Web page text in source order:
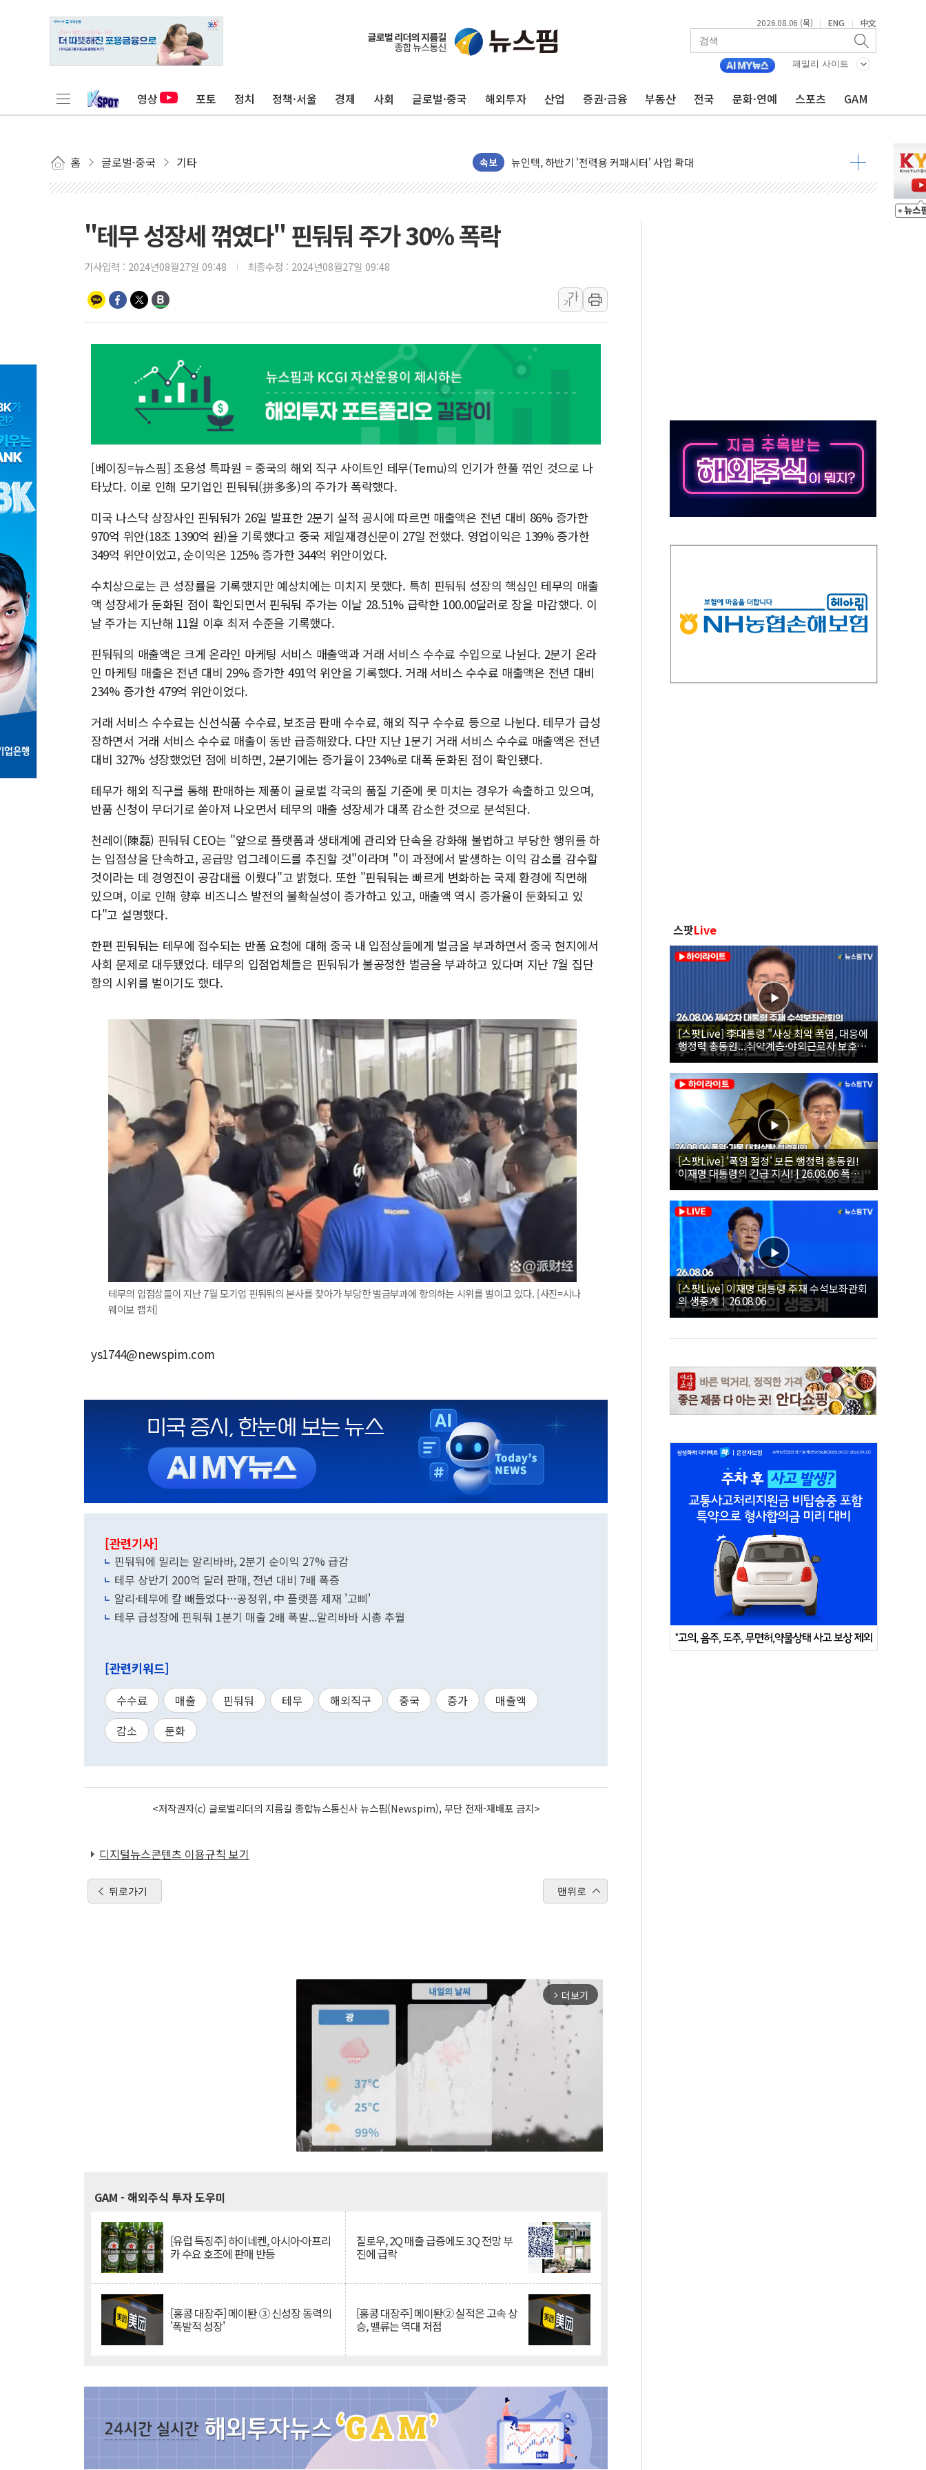
2026.08.06 (목) | ENG | 中文
패밀리 사이트
영상 포토 정치 정책·서울 경제 사회 글로벌·중국 해외투자 산업 증권·금융 부동산 전국 문화·연예 스포츠 GAM
홈 글로벌·중국 기타 속보
[단독] "입주민 갑질 아니다"…원주 A아파트 '입주민 3인방' 정면 반박
듀오백 정관영 대표, 자사주 추가 매입
BGF리테일, 2분기 영업익 849억원…전년 比 22.3%↑
서울 아파트값 0.26%↑…상승폭 커졌지만 고가주택 밀집된 강남·서초 둔화
효성중공업, 덴마크에 초고압변압기 첫 공급...국가 전력망에 첫 입성
CJ프레시웨이, 2분기 영업익 14.2% 감소…"온라인 사업으로 성장"
구리시 입주업종 확대…'현대 테라타워 구리갈매' 공급
초박빙 경선에 친명계 '추가 투표' 요구...친청계 응집력 '희석' 전략 통할까
정점식 "사관학교 통합 정치 프레임에 졸속 추진…'잼데믹' 안보까지 몰고 와"
장동혁 "李대통령 재판 재개해야 여론조사 51.9%…그것이 국민의 뜻"
日, 아키타에 일본 최대 규모의 AI 데이터센터 건설 추진
[종합] 李대통령 "취약계층 안부에 AI 활용…이주노동자 폭염 방치, 국격 훼손"
"테무 성장세 꺾였다" 핀둬둬 주가 30% 폭락
기사입력 : 2024년08월27일 09:48 최종수정 : 2024년08월27일 09:48
가
가
[베이징=뉴스핌] 조용성 특파원 = 중국의 해외 직구 사이트인 테무(Temu)의 인기가 한풀 꺾인 것으로 나
타났다. 이로 인해 모기업인 핀둬둬(拼多多)의 주가가 폭락했다.
미국 나스닥 상장사인 핀둬둬가 26일 발표한 2분기 실적 공시에 따르면 매출액은 전년 대비 86% 증가한
970억 위안(18조 1390억 원)을 기록했다고 중국 제일재경신문이 27일 전했다. 영업이익은 139% 증가한
349억 위안이었고, 순이익은 125% 증가한 344억 위안이었다.
수치상으로는 큰 성장률을 기록했지만 예상치에는 미치지 못했다. 특히 핀둬둬 성장의 핵심인 테무의 매출
액 성장세가 둔화된 점이 확인되면서 핀둬둬 주가는 이날 28.51% 급락한 100.00달러로 장을 마감했다. 이
날 주가는 지난해 11월 이후 최저 수준을 기록했다.
핀둬둬의 매출액은 크게 온라인 마케팅 서비스 매출액과 거래 서비스 수수료 수입으로 나뉜다. 2분기 온라
인 마케팅 매출은 전년 대비 29% 증가한 491억 위안을 기록했다. 거래 서비스 수수료 매출액은 전년 대비
234% 증가한 479억 위안이었다.
거래 서비스 수수료는 신선식품 수수료, 보조금 판매 수수료, 해외 직구 수수료 등으로 나뉜다. 테무가 급성
장하면서 거래 서비스 수수료 매출이 동반 급증해왔다. 다만 지난 1분기 거래 서비스 수수료 매출액은 전년
대비 327% 성장했었던 점에 비하면, 2분기에는 증가율이 234%로 대폭 둔화된 점이 확인됐다.
테무가 해외 직구를 통해 판매하는 제품이 글로벌 각국의 품질 기준에 못 미치는 경우가 속출하고 있으며,
반품 신청이 무더기로 쏟아져 나오면서 테무의 매출 성장세가 대폭 감소한 것으로 분석된다.
천레이(陳磊) 핀둬둬 CEO는 "앞으로 플랫폼과 생태계에 관리와 단속을 강화해 불법하고 부당한 행위를 하
는 입점상을 단속하고, 공급망 업그레이드를 추진할 것"이라며 "이 과정에서 발생하는 이익 감소를 감수할
것이라는 데 경영진이 공감대를 이뤘다"고 밝혔다. 또한 "핀둬둬는 빠르게 변화하는 국제 환경에 직면해
있으며, 이로 인해 향후 비즈니스 발전의 불확실성이 증가하고 있고, 매출액 역시 증가율이 둔화되고 있
다"고 설명했다.
한편 핀둬둬는 테무에 접수되는 반품 요청에 대해 중국 내 입점상들에게 벌금을 부과하면서 중국 현지에서
사회 문제로 대두됐었다. 테무의 입점업체들은 핀둬둬가 불공정한 벌금을 부과하고 있다며 지난 7월 집단
항의 시위를 벌이기도 했다.
테무의 입점상들이 지난 7월 모기업 핀둬둬의 본사를 찾아가 부당한 벌금부과에 항의하는 시위를 벌이고 있다. [사진=시나
웨이보 캡처]
ys1744@newspim.com
[관련기사]
핀둬둬에 밀리는 알리바바, 2분기 순이익 27% 급감
테무 상반기 200억 달러 판매, 전년 대비 7배 폭증
알리·테무에 칼 빼들었다…공정위, 中 플랫폼 제재 '고삐'
테무 급성장에 핀둬둬 1분기 매출 2배 폭발...알리바바 시총 추월
[관련키워드]
수수료 매출 핀둬둬 테무 해외직구 중국 증가
매출액
감소
둔화
<저작권자(c) 글로벌리더의 지름길 종합뉴스통신사 뉴스핌(Newspim), 무단 전재-재배포 금지>
디지털뉴스콘텐츠 이용규칙 보기
뒤로가기 맨위로
arrow_forward_ios 더보기
GAM - 해외주식 투자 도우미
[유럽 특징주] 하이네켄, 아시아·아프리
카 수요 호조에 판매 반등
질로우, 2Q 매출 급증에도 3Q 전망 부
진에 급락
[홍콩 대장주] 메이퇀 ③ 신성장 동력의
'폭발적 성장'
[홍콩 대장주] 메이퇀② 실적은 고속 상
승, 밸류는 역대 저점
스팟Live
[스팟Live] 李대통령 "사상 최악 폭염, 대응에
행정력 총동원...취약계층·야외근로자 보호에
힘써야"｜26.08.06 제42차 대통령 주재 수석
보좌관회의
[스팟Live] '폭염 절정' 모든 행정력 총동원!
이재명 대통령의 긴급 지시! | 26.08.06 폭염•
가뭄 대처상황 점검회의
[스팟Live] 이재명 대통령 주재 수석보좌관회
의 생중계｜26.08.06